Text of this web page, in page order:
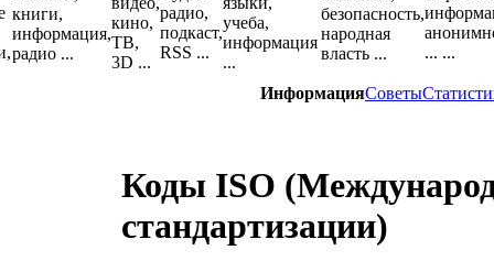
ИнформацияСоветы
Коды ISO
стандартизации)